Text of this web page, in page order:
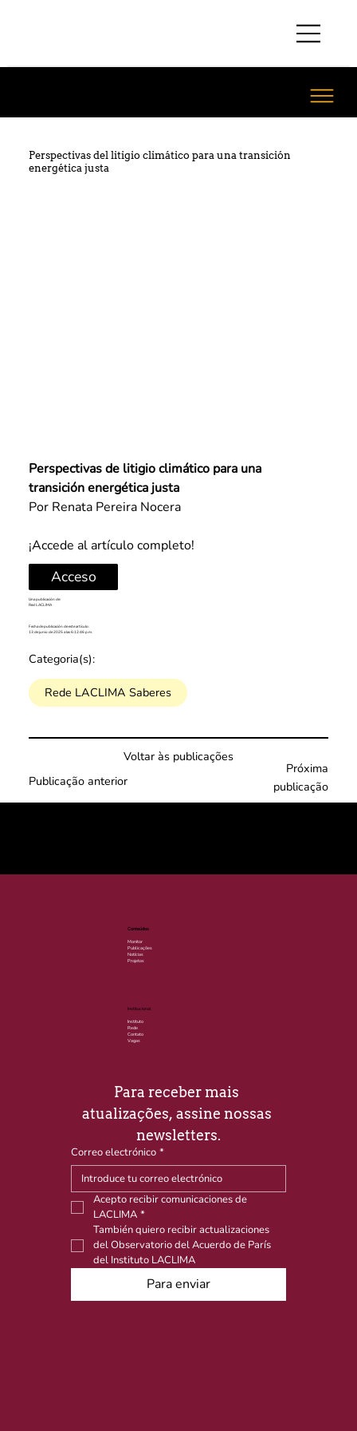
Perspectivas del litigio climático para una transición
energética justa
Perspectivas de litigio climático para una
transición energética justa
Por Renata Pereira Nocera
¡Accede al artículo completo!
Acceso
Una publicación de:
Red LACLIMA
Fecha de publicación de este artículo:
13 de junio de 2025 a las 6:12:46 p.m.
Categoria(s):
Rede LACLIMA Saberes
Voltar às publicações
Publicação anterior
Próxima
publicação
Conteúdos
Monitor
Publicações
Notícias
Projetos
Institucional
Instituto
Rede
Contato
Vagas
Para receber mais
atualizações, assine nossas
newsletters.
Correo electrónico *
Acepto recibir comunicaciones de
LACLIMA *
También quiero recibir actualizaciones
del Observatorio del Acuerdo de París
del Instituto LACLIMA
Para enviar